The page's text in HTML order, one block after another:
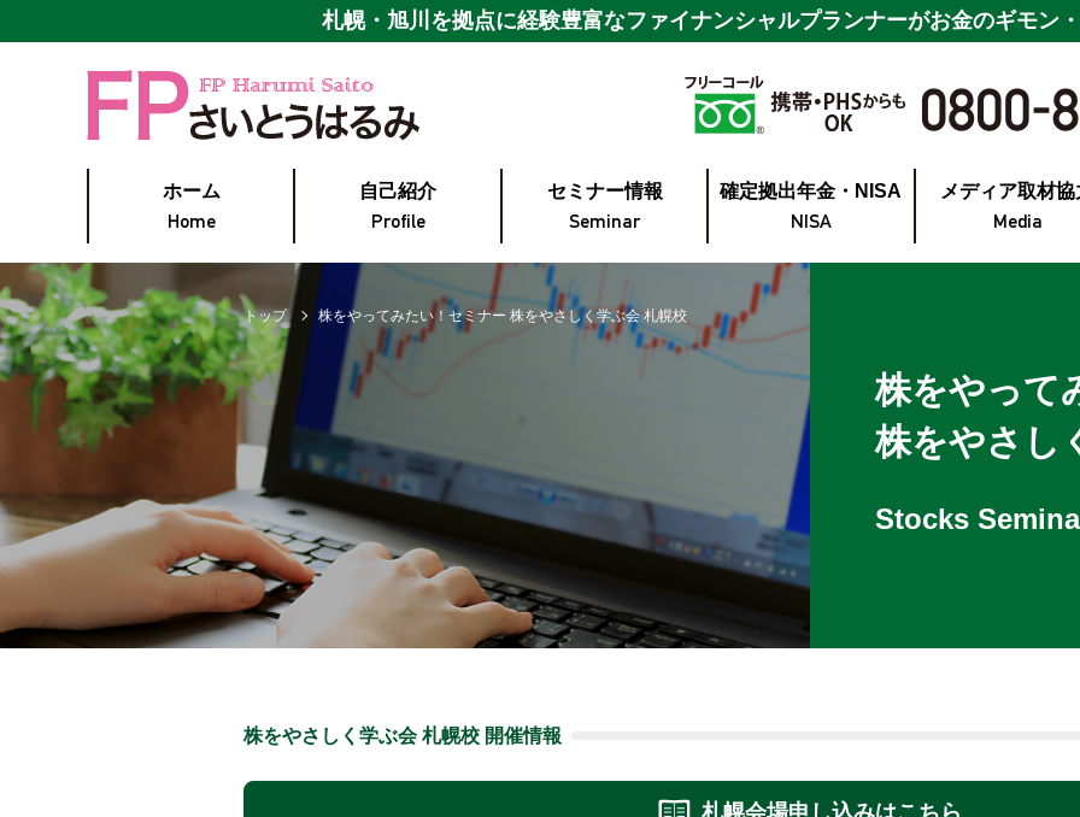
札幌・旭川を拠点に経験豊富なファイナンシャルプランナーがお金のギモン
ホーム
Home
自己紹介
Profile
セミナー情報
Seminar
確定拠出年金・NISA
NISA
メディア取材協
Media
トップ 株をやってみたい！セミナー 株をやさしく学ぶ会 札幌校
株をやって
株をやさし
Stocks
株をやさしく学ぶ会 札幌校 開催情報
札幌会場申し込みはこちら